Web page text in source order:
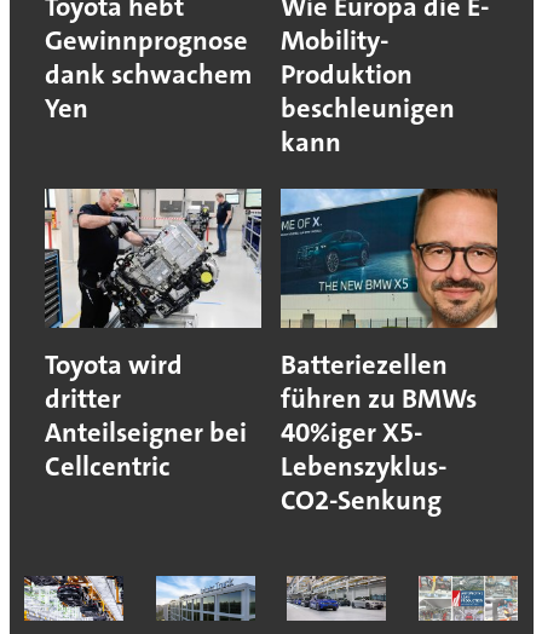
Gewinnprognose
dank schwachem
Yen
Mobility-
Produktion
beschleunigen
kann
Toyota wird
dritter
Anteilseigner bei
Cellcentric
Batteriezellen
führen zu BMWs
40%iger X5-
Lebenszyklus-
CO2-Senkung